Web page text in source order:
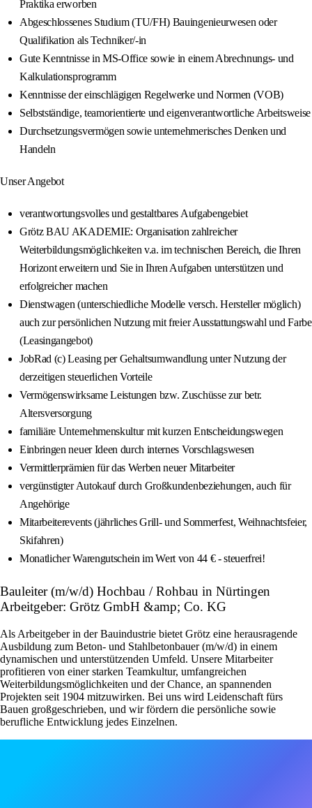
Praktika erworben
Abgeschlossenes Studium (TU/FH) Bauingenieurwesen oder
Qualifikation als Techniker/-in
Gute Kenntnisse in MS-Office sowie in einem Abrechnungs- und
Kalkulationsprogramm
Kenntnisse der einschlägigen Regelwerke und Normen (VOB)
Selbstständige, teamorientierte und eigenverantwortliche Arbeitsweise
Durchsetzungsvermögen sowie unternehmerisches Denken und
Handeln
Unser Angebot
verantwortungsvolles und gestaltbares Aufgabengebiet
Grötz BAU AKADEMIE: Organisation zahlreicher
Weiterbildungsmöglichkeiten v.a. im technischen Bereich, die Ihren
Horizont erweitern und Sie in Ihren Aufgaben unterstützen und
erfolgreicher machen
Dienstwagen (unterschiedliche Modelle versch. Hersteller möglich)
auch zur persönlichen Nutzung mit freier Ausstattungswahl und Farbe
(Leasingangebot)
JobRad (c) Leasing per Gehaltsumwandlung unter Nutzung der
derzeitigen steuerlichen Vorteile
Vermögenswirksame Leistungen bzw. Zuschüsse zur betr.
Altersversorgung
familiäre Unternehmenskultur mit kurzen Entscheidungswegen
Einbringen neuer Ideen durch internes Vorschlagswesen
Vermittlerprämien für das Werben neuer Mitarbeiter
vergünstigter Autokauf durch Großkundenbeziehungen, auch für
Angehörige
Mitarbeiterevents (jährliches Grill- und Sommerfest, Weihnachtsfeier,
Skifahren)
Monatlicher Warengutschein im Wert von 44 € - steuerfrei!
Bauleiter (m/w/d) Hochbau / Rohbau in Nürtingen
Arbeitgeber: Grötz GmbH &amp; Co. KG
Als Arbeitgeber in der Bauindustrie bietet Grötz eine herausragende
Ausbildung zum Beton- und Stahlbetonbauer (m/w/d) in einem
dynamischen und unterstützenden Umfeld. Unsere Mitarbeiter
profitieren von einer starken Teamkultur, umfangreichen
Weiterbildungsmöglichkeiten und der Chance, an spannenden
Projekten seit 1904 mitzuwirken. Bei uns wird Leidenschaft fürs
Bauen großgeschrieben, und wir fördern die persönliche sowie
berufliche Entwicklung jedes Einzelnen.